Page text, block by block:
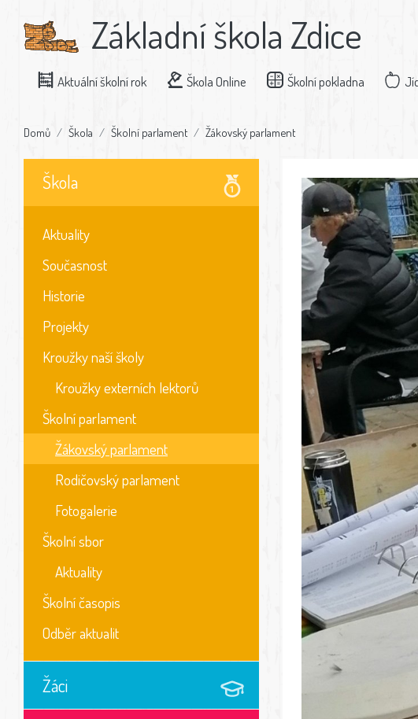
Základní škola Zdice
Aktuální školní rok Škola Online Školní pokladna
Domů Škola Školní parlament Žákovský parlament
Škola
Aktuality
Současnost
Historie
Projekty
Kroužky naší školy
Kroužky externích lektorů
Školní parlament
Žákovský parlament
Rodičovský parlament
Fotogalerie
Školní sbor
Aktuality
Školní časopis
Odběr aktualit
Žáci